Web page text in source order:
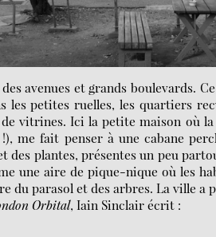
avenues et grands boulevards.
les petites ruelles, les quartiers
vitrines. Ici la petite maison où
me fait penser à une cabane
des plantes, présentes un peu
une aire de pique-nique où les
du parasol et des arbres. La ville a
Orbital, Iain Sinclair écrit :